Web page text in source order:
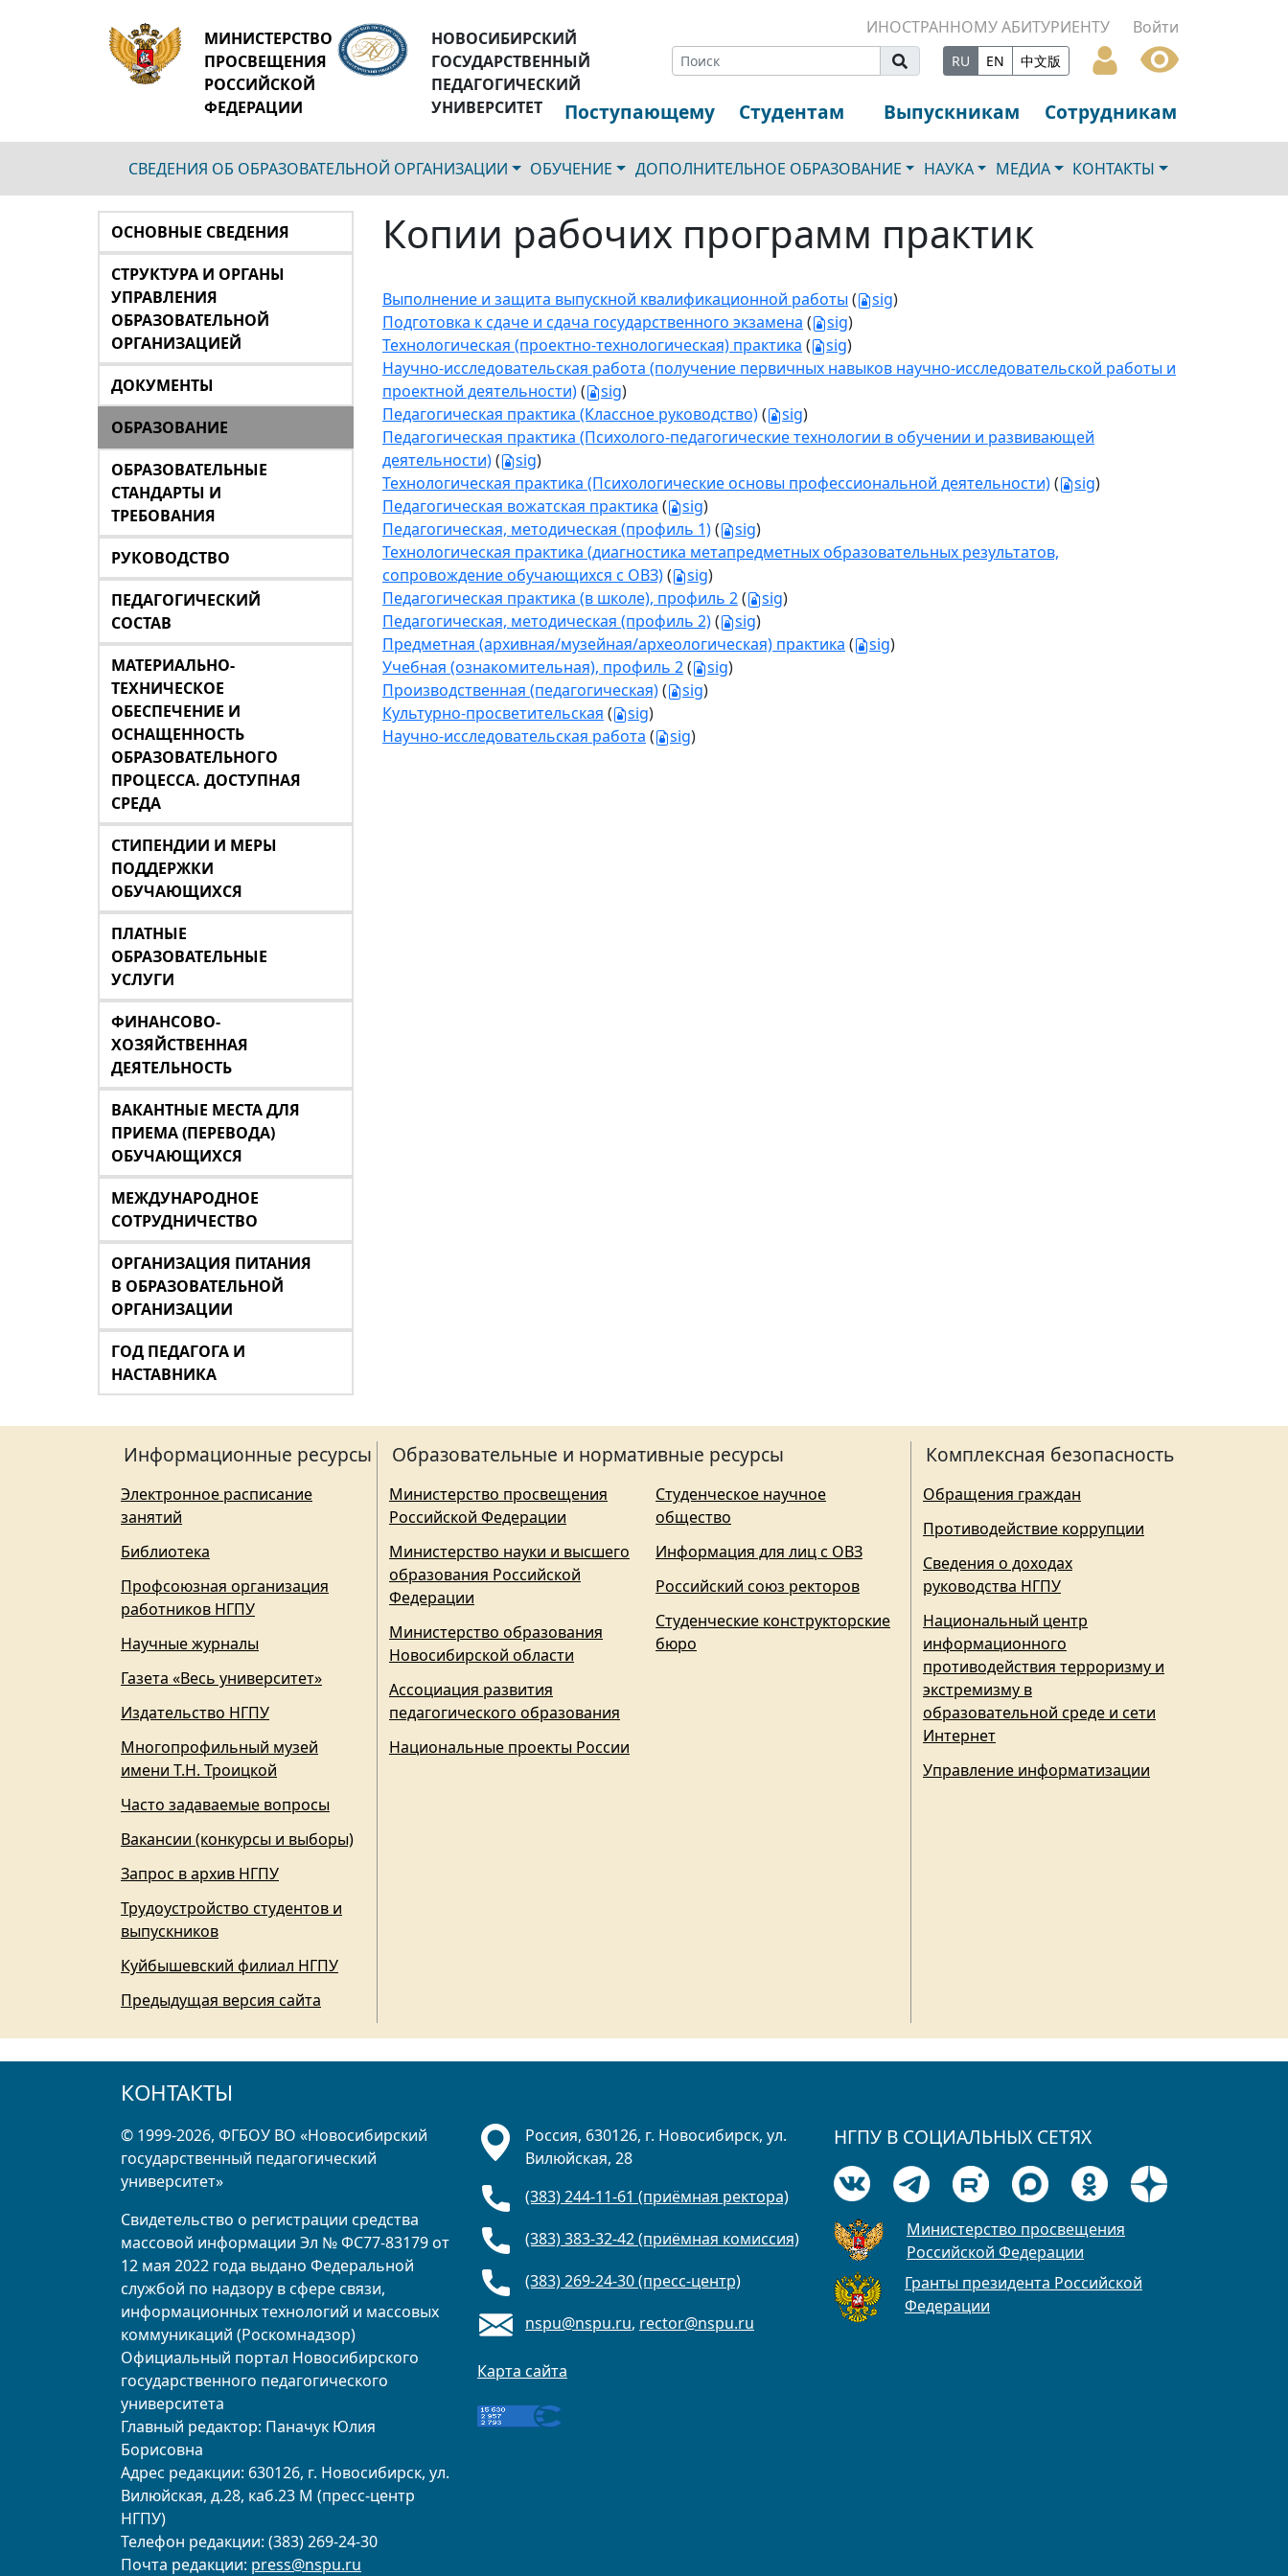
МИНИСТЕРСТВО
ПРОСВЕЩЕНИЯ
РОССИЙСКОЙ
ФЕДЕРАЦИИ
НОВОСИБИРСКИЙ
ГОСУДАРСТВЕННЫЙ
ПЕДАГОГИЧЕСКИЙ
УНИВЕРСИТЕТ
ИНОСТРАННОМУ АБИТУРИЕНТУ Войти
RU EN 中文版
Поступающему Студентам Выпускникам Сотрудникам
СВЕДЕНИЯ ОБ ОБРАЗОВАТЕЛЬНОЙ ОРГАНИЗАЦИИ ОБУЧЕНИЕ ДОПОЛНИТЕЛЬНОЕ ОБРАЗОВАНИЕ НАУКА МЕДИА КОНТАКТЫ
ОСНОВНЫЕ СВЕДЕНИЯ
СТРУКТУРА И ОРГАНЫ
УПРАВЛЕНИЯ
ОБРАЗОВАТЕЛЬНОЙ
ОРГАНИЗАЦИЕЙ
ДОКУМЕНТЫ
ОБРАЗОВАНИЕ
ОБРАЗОВАТЕЛЬНЫЕ
СТАНДАРТЫ И
ТРЕБОВАНИЯ
РУКОВОДСТВО
ПЕДАГОГИЧЕСКИЙ
СОСТАВ
МАТЕРИАЛЬНО-
ТЕХНИЧЕСКОЕ
ОБЕСПЕЧЕНИЕ И
ОСНАЩЕННОСТЬ
ОБРАЗОВАТЕЛЬНОГО
ПРОЦЕССА. ДОСТУПНАЯ
СРЕДА
СТИПЕНДИИ И МЕРЫ
ПОДДЕРЖКИ
ОБУЧАЮЩИХСЯ
ПЛАТНЫЕ
ОБРАЗОВАТЕЛЬНЫЕ
УСЛУГИ
ФИНАНСОВО-
ХОЗЯЙСТВЕННАЯ
ДЕЯТЕЛЬНОСТЬ
ВАКАНТНЫЕ МЕСТА ДЛЯ
ПРИЕМА (ПЕРЕВОДА)
ОБУЧАЮЩИХСЯ
МЕЖДУНАРОДНОЕ
СОТРУДНИЧЕСТВО
ОРГАНИЗАЦИЯ ПИТАНИЯ
В ОБРАЗОВАТЕЛЬНОЙ
ОРГАНИЗАЦИИ
ГОД ПЕДАГОГА И
НАСТАВНИКА
Копии рабочих программ практик
Выполнение и защита выпускной квалификационной работы ( sig)
Подготовка к сдаче и сдача государственного экзамена ( sig)
Технологическая (проектно-технологическая) практика ( sig)
Научно-исследовательская работа (получение первичных навыков научно-исследовательской работы и
проектной деятельности)( sig)
Педагогическая практика (Классное руководство)( sig)
Педагогическая практика (Психолого-педагогические технологии в обучении и развивающей
деятельности)( sig)
Технологическая практика (Психологические основы профессиональной деятельности)( sig)
Педагогическая вожатская практика ( sig)
Педагогическая, методическая (профиль 1)( sig)
Технологическая практика (диагностика метапредметных образовательных результатов,
сопровождение обучающихся с ОВЗ)( sig)
Педагогическая практика (в школе), профиль 2( sig)
Педагогическая, методическая (профиль 2)( sig)
Предметная (архивная/музейная/археологическая) практика ( sig)
Учебная (ознакомительная), профиль 2( sig)
Производственная (педагогическая)( sig)
Культурно-просветительская ( sig)
Научно-исследовательская работа ( sig)
Информационные ресурсы
Электронное расписание
занятий
Библиотека
Профсоюзная организация
работников НГПУ
Научные журналы
Газета «Весь университет»
Издательство НГПУ
Многопрофильный музей
имени Т.Н. Троицкой
Часто задаваемые вопросы
Вакансии (конкурсы и выборы)
Запрос в архив НГПУ
Трудоустройство студентов и
выпускников
Куйбышевский филиал НГПУ
Предыдущая версия сайта
Образовательные и нормативные ресурсы
Министерство просвещения
Российской Федерации
Министерство науки и высшего
образования Российской
Федерации
Министерство образования
Новосибирской области
Ассоциация развития
педагогического образования
Национальные проекты России
Студенческое научное
общество
Информация для лиц с ОВЗ
Российский союз ректоров
Студенческие конструкторские
бюро
Комплексная безопасность
Обращения граждан
Противодействие коррупции
Сведения о доходах
руководства НГПУ
Национальный центр
информационного
противодействия терроризму и
экстремизму в
образовательной среде и сети
Интернет
Управление информатизации
КОНТАКТЫ
© 1999-2026, ФГБОУ ВО «Новосибирский
государственный педагогический
университет»
Свидетельство о регистрации средства
массовой информации Эл № ФС77-83179 от
12 мая 2022 года выдано Федеральной
службой по надзору в сфере связи,
информационных технологий и массовых
коммуникаций (Роскомнадзор)
Официальный портал Новосибирского
государственного педагогического
университета
Главный редактор: Паначук Юлия
Борисовна
Адрес редакции: 630126, г. Новосибирск, ул.
Вилюйская, д.28, каб.23 М (пресс-центр
НГПУ)
Телефон редакции: (383) 269-24-30
Почта редакции: press@nspu.ru
Россия, 630126, г. Новосибирск, ул.
Вилюйская, 28
(383) 244-11-61 (приёмная ректора)
(383) 383-32-42 (приёмная комиссия)
(383) 269-24-30 (пресс-центр)
nspu@nspu.ru, rector@nspu.ru
Карта сайта
НГПУ В СОЦИАЛЬНЫХ СЕТЯХ
Министерство просвещения
Российской Федерации
Гранты президента Российской
Федерации